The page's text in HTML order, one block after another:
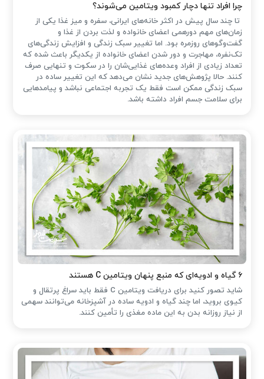
چرا افراد تنها دچار کمبود ویتامین می‌شوند؟
تا چند سال پیش در اکثر خانه‌های ایرانی، سفره و میز غذا یکی از
زمان‌های مهم دورهمی اعضای خانواده و لذت بردن از غذا و
گفت‌وگوهای روزمره بود. اما تغییر سبک زندگی و افزایش زندگی‌های
تک‌نفره، مهاجرت و دور شدن اعضای خانواده از یکدیگر باعث شده که
تعداد زیادی از افراد وعده‌های غذایی‌شان را در سکوت و تنهایی صرف
کنند. حالا پژوهش‌های جدید نشان می‌دهد که این تغییر ساده در
سبک زندگی ممکن است فقط یک تجربه اجتماعی نباشد و پیامدهایی
برای سلامت جسم افراد داشته باشد.
۶ گیاه و ادویه‌ای که منبع پنهان ویتامین C هستند
شاید تصور کنید برای دریافت ویتامین C فقط باید سراغ پرتقال و
کیوی بروید، اما چند گیاه و ادویه ساده در آشپزخانه می‌توانند سهمی
از نیاز روزانه بدن به این ماده مغذی را تأمین کنند.